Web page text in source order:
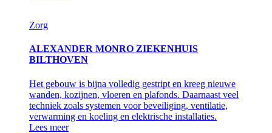
Zorg
ALEXANDER MONRO ZIEKENHUIS
BILTHOVEN
Het gebouw is bijna volledig gestript en kreeg nieuwe
wanden, kozijnen, vloeren en plafonds. Daarnaast veel
techniek zoals systemen voor beveiliging, ventilatie,
verwarming en koeling en elektrische installaties.
Lees meer